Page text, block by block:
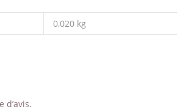
0,020 kg
d’avis.